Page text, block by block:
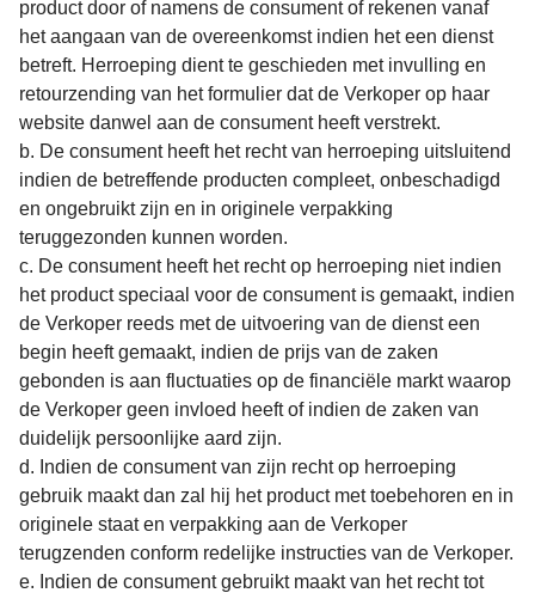
product door of namens de consument of rekenen vanaf
het aangaan van de overeenkomst indien het een dienst
betreft. Herroeping dient te geschieden met invulling en
retourzending van het formulier dat de Verkoper op haar
website danwel aan de consument heeft verstrekt.
b. De consument heeft het recht van herroeping uitsluitend
indien de betreffende producten compleet, onbeschadigd
en ongebruikt zijn en in originele verpakking
teruggezonden kunnen worden.
c. De consument heeft het recht op herroeping niet indien
het product speciaal voor de consument is gemaakt, indien
de Verkoper reeds met de uitvoering van de dienst een
begin heeft gemaakt, indien de prijs van de zaken
gebonden is aan fluctuaties op de financiële markt waarop
de Verkoper geen invloed heeft of indien de zaken van
duidelijk persoonlijke aard zijn.
d. Indien de consument van zijn recht op herroeping
gebruik maakt dan zal hij het product met toebehoren en in
originele staat en verpakking aan de Verkoper
terugzenden conform redelijke instructies van de Verkoper.
e. Indien de consument gebruikt maakt van het recht tot